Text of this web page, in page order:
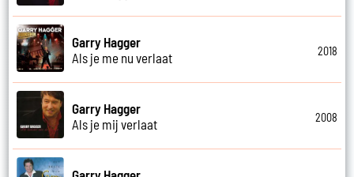
Garry Hagger
Als je me nu verlaat
2018
Garry Hagger
Als je mij verlaat
2008